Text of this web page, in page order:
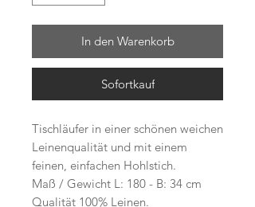
In den Warenkorb
Sofortkauf
Tischläufer in einer schönen weichen
Leinenqualität und mit einem
feinen, einfachen Hohlstich.
Maß / Gewicht L: 180 - B: 34 cm
Qualität 100% Leinen.